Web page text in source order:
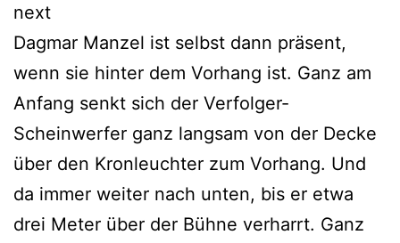
next
Dagmar Manzel ist selbst dann präsent,
wenn sie hinter dem Vorhang ist. Ganz am
Anfang senkt sich der Verfolger-
Scheinwerfer ganz langsam von der Decke
über den Kronleuchter zum Vorhang. Und
da immer weiter nach unten, bis er etwa
drei Meter über der Bühne verharrt. Ganz